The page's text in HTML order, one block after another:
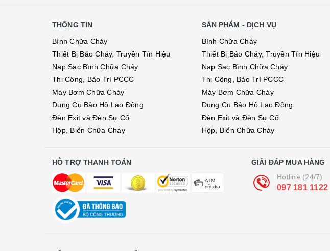
THÔNG TIN
Bình Chữa Cháy
Thiết Bị Báo Cháy, Truyền Tín Hiệu
Nạp Sạc Bình Chữa Cháy
Thi Công, Bảo Trì PCCC
Máy Bơm Chữa Cháy
Dụng Cụ Bảo Hộ Lao Động
Đèn Exit và Đèn Sự Cố
Hộp, Biển Chữa Cháy
SẢN PHẨM - DỊCH VỤ
Bình Chữa Cháy
Thiết Bị Báo Cháy, Truyền Tín Hiệu
Nạp Sạc Bình Chữa Cháy
Thi Công, Bảo Trì PCCC
Máy Bơm Chữa Cháy
Dụng Cụ Bảo Hộ Lao Động
Đèn Exit và Đèn Sự Cố
Hộp, Biển Chữa Cháy
HỖ TRỢ THANH TOÁN
GIẢI ĐÁP MUA HÀNG
Hotline (24/7)
097 181 1122